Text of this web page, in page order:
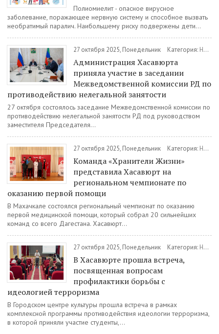
Полиомиелит - опасное вирусное
заболевание, поражающее нервную систему и способное вызвать
необратимый паралич. Наибольшему риску подвержены дети...
27 октября 2025, Понедельник Категория: Новости
Администрация Хасавюрта
приняла участие в заседании
Межведомственной комиссии РД по
противодействию нелегальной занятости
27 октября состоялось заседание Межведомственной комиссии по
противодействию нелегальной занятости РД под руководством
заместителя Председателя...
27 октября 2025, Понедельник Категория: Новости
Команда «Хранители Жизни»
представила Хасавюрт на
региональном чемпионате по
оказанию первой помощи
В Махачкале состоялся региональный чемпионат по оказанию
первой медицинской помощи, который собрал 20 сильнейших
команд со всего Дагестана. Хасавюрт...
27 октября 2025, Понедельник Категория: Новости
В Хасавюрте прошла встреча,
посвященная вопросам
профилактики борьбы с
идеологией терроризма
В Городском центре культуры прошла встреча в рамках
комплексной программы противодействия идеологии терроризма,
в которой приняли участие студенты,...